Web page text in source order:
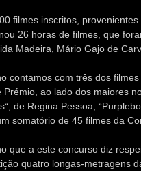
filmes inscritos,
26 horas de filmes, que
Madeira, Mário Gajo de
contamos com três dos
Prémio, ao lado dos maiores
de Regina Pessoa;
somatório de 45 filmes da
que a este concurso diz
quatro longas-metragens